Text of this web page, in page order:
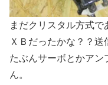
まだクリスタル方式で
ＸＢだったかな？？送
たぶんサーボとかアン
ん。